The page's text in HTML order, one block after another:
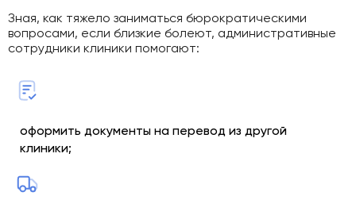
Зная, как тяжело заниматься бюрократическими
вопросами, если близкие болеют, административные
сотрудники клиники помогают:
оформить документы на перевод из другой
клиники;